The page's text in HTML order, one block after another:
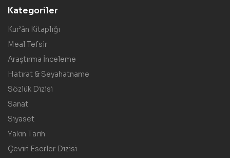
Kategoriler
Kur’ân Kitaplığı
Meal Tefsir
Araştırma İnceleme
Hatırat & Seyahatname
Sözlük Dizisi
Sanat
Siyaset
Yakın Tarih
Çeviri Eserler Dizisi